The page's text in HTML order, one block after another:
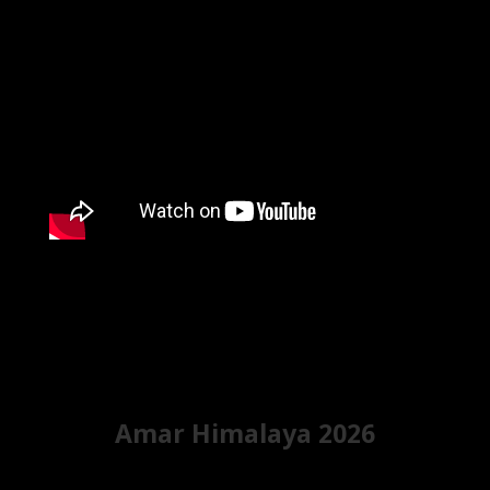
Amar Himalaya 2026